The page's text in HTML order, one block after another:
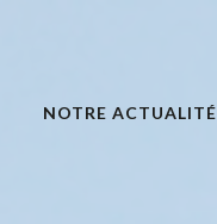
NOTRE ACTUALITÉ